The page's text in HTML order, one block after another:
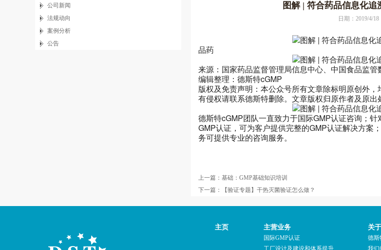
公司新闻
法规动向
案例分析
公告
图解 | 符合药品信息化
日期：2019/4/18
品药
来源：国家药品监督管理局信息中心、中国食品监管
编辑整理：德斯特cGMP
版权及免责声明：本公众号所有文章除标明原创外
有侵权请联系德斯特删除。文章版权归原作者及原出
德斯特cGMP团队一直致力于国际GMP认证咨询；
GMP认证，可为客户提供完整的GMP认证解决方案
务可提供专业的咨询服务。
上一篇： 基础：GMP基础知识培训
下一篇：
【验证专题】干热灭菌验证怎么做？
主页 主营业务
国际GMP认证
工厂设计及建设和体系提升
关
德斯
我们